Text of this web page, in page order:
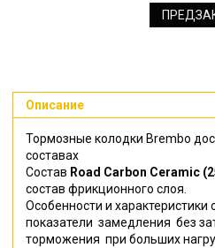
Описание
Тормозные колодки Brembo
составах
Состав Road Carbon Ceramic
состав фрикционного слоя.
Особенности и характеристики
показатели замедления без
торможения при больших